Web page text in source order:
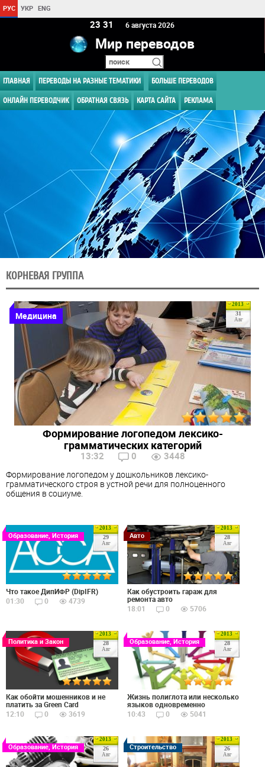
РУС УКР ENG
23:31 6 августа 2026
Мир переводов
ГЛАВНАЯ ПЕРЕВОДЫ НА РАЗНЫЕ ТЕМАТИКИ БОЛЬШЕ ПЕРЕВОДОВ
ОНЛАЙН ПЕРЕВОДЧИК ОБРАТНАЯ СВЯЗЬ КАРТА САЙТА РЕКЛАМА
КОРНЕВАЯ ГРУППА
2013
31
Авг
Медицина
Формирование логопедом лексико-
грамматических категорий
13:32 0 3448
Формирование логопедом у дошкольников лексико-
грамматического строя в устной речи для полноценного
общения в социуме.
2013
29
Авг
Образование, История
Что такое ДипИФР (DipIFR)
01:30
0 4739
2013
28
Авг
Авто
Как обустроить гараж для
ремонта авто
18:01
0 5706
2013
28
Авг
Политика и Закон
Как обойти мошенников и не
платить за Green Card
12:10
0 3619
2013
28
Авг
Образование, История
Жизнь полиглота или несколько
языков одновременно
10:43
0 5041
2013
26
Авг
Образование, История
2013
26
Авг
Строительство